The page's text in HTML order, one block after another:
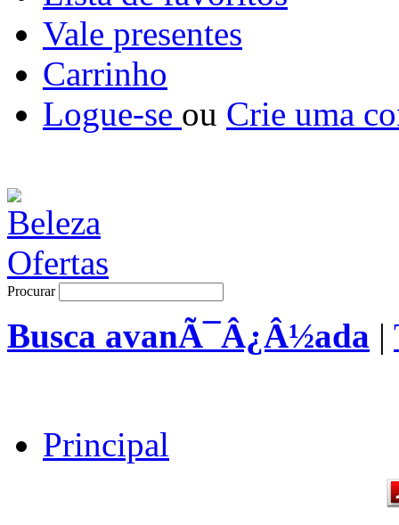
Vale presentes
Carrinho
Logue-se ou Crie uma
Procurar
Busca avanÃ¯Â¿Â½ada |
Principal